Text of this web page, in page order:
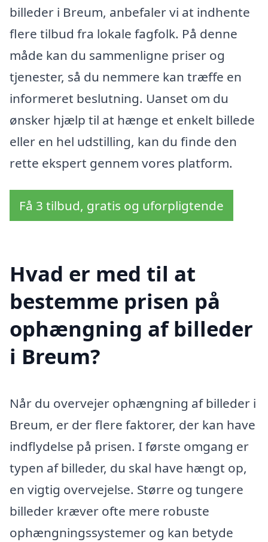
billeder i Breum, anbefaler vi at indhente
flere tilbud fra lokale fagfolk. På denne
måde kan du sammenligne priser og
tjenester, så du nemmere kan træffe en
informeret beslutning. Uanset om du
ønsker hjælp til at hænge et enkelt billede
eller en hel udstilling, kan du finde den
rette ekspert gennem vores platform.
Få 3 tilbud, gratis og uforpligtende
Hvad er med til at
bestemme prisen på
ophængning af billeder
i Breum?
Når du overvejer ophængning af billeder i
Breum, er der flere faktorer, der kan have
indflydelse på prisen. I første omgang er
typen af billeder, du skal have hængt op,
en vigtig overvejelse. Større og tungere
billeder kræver ofte mere robuste
ophængningssystemer og kan betyde